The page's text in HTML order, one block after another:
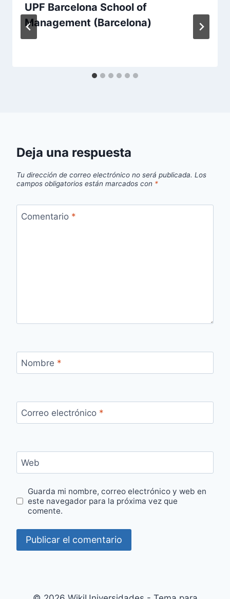
UPF Barcelona School of
Management (Barcelona)
Deja una respuesta
Tu dirección de correo electrónico no será publicada. Los
campos obligatorios están marcados con *
Comentario *
Nombre *
Correo electrónico *
Web
Guarda mi nombre, correo electrónico y web en
este navegador para la próxima vez que
comente.